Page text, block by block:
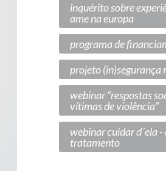
inquérito sobre
ame na europa
programa de
projeto (in)segurança
webinar “respostas
vítimas de violência”
webinar cuidar d´ela
tratamento